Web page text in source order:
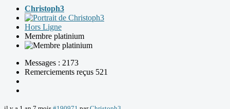
Christoph3
Hors Ligne
Membre platinium
Messages : 2173
Remerciements reçus 521